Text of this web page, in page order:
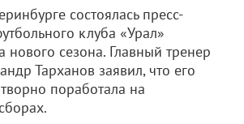
состоялась пресс-
клуба «Урал»
нового сезона. Главный тренер
Тарханов заявил, что его
поработала на